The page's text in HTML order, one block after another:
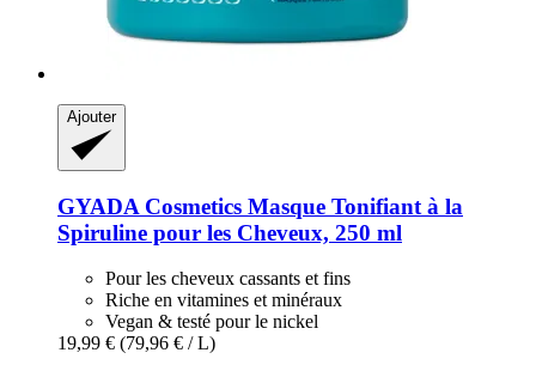
Ajouter
GYADA Cosmetics Masque Tonifiant à la
Spiruline pour les Cheveux, 250 ml
Pour les cheveux cassants et fins
Riche en vitamines et minéraux
Vegan & testé pour le nickel
19,99 € (79,96 € / L)